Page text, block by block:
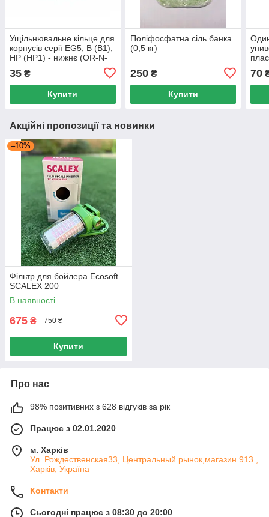
Ущільнювальне кільце для
корпусів серії EG5, B (B1),
HP (HP1) - нижнє (OR-N-
35 ₴
Купити
Поліфосфатна сіль банка
(0,5 кг)
250₴
Купити
70
Акційні пропозиції та новинки
–10%
Фільтр для бойлера Ecosoft
SCALEX 200
В наявності
675 ₴ 750 ₴
Купити
Про нас
98% позитивних з 628 відгуків за рік
Працює з 02.01.2020
м. Харків
Ул. Рождественская33, Центральный рынок,магазин 913 ,
Харків, Україна
Контакти
Сьогодні працює з 08:30 до 20:00